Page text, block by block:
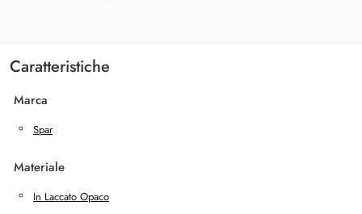
Caratteristiche
Marca
Spar
Materiale
In Laccato Opaco